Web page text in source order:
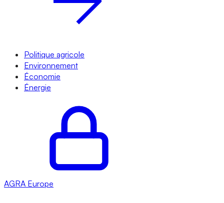
Politique agricole
Environnement
Économie
Énergie
AGRA Europe